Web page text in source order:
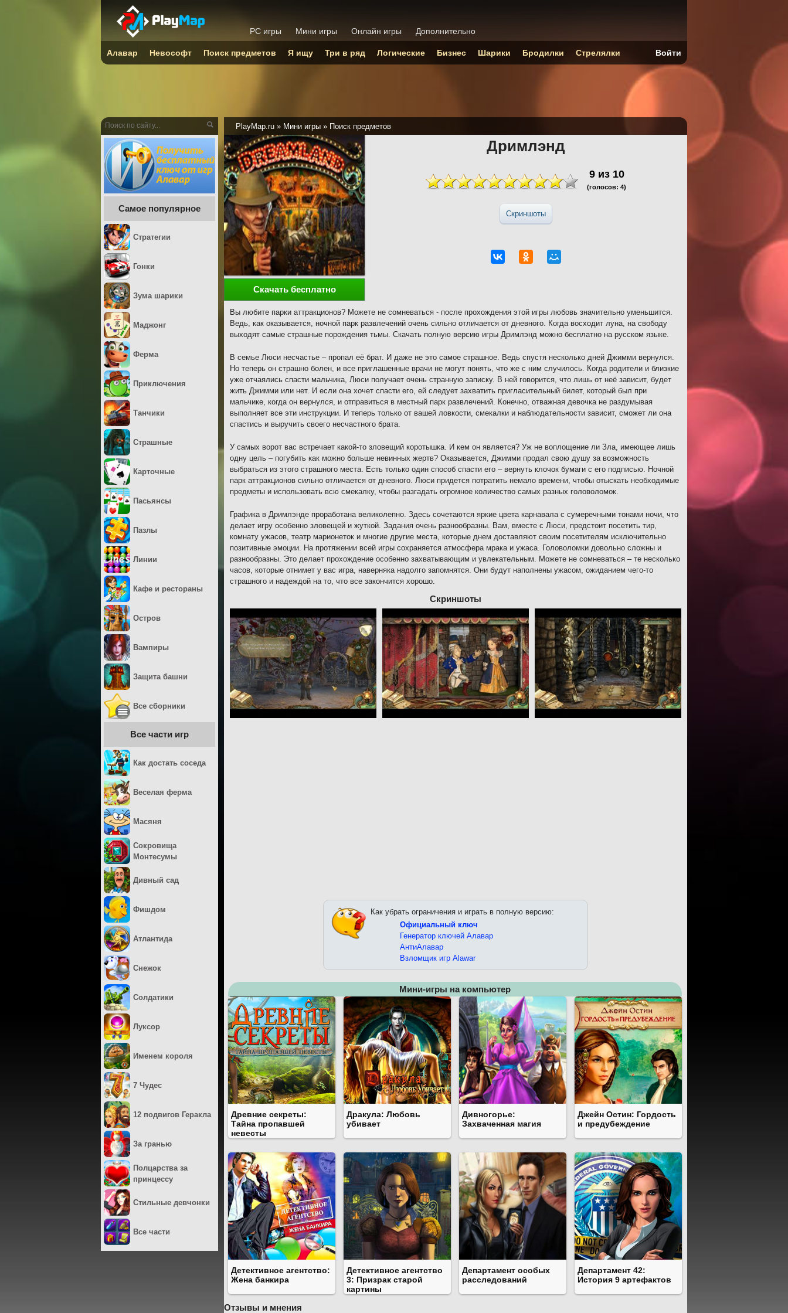
PlayMap.ru » Мини игры » Поиск предметов
Дримлэнд
9из 10
(голосов: 4)
Скриншоты
Скачать бесплатно
Вы любите парки аттракционов? Можете не сомневаться - после прохождения этой игры любовь значительно уменьшится.
Ведь, как оказывается, ночной парк развлечений очень сильно отличается от дневного. Когда восходит луна, на свободу
выходят самые страшные порождения тьмы. Скачать полную версию игры Дримлэнд можно бесплатно на русском языке.
В семье Люси несчастье – пропал её брат. И даже не это самое страшное. Ведь спустя несколько дней Джимми вернулся.
Но теперь он страшно болен, и все приглашенные врачи не могут понять, что же с ним случилось. Когда родители и близкие
уже отчаялись спасти мальчика, Люси получает очень странную записку. В ней говорится, что лишь от неё зависит, будет
жить Джимми или нет. И если она хочет спасти его, ей следует захватить пригласительный билет, который был при
мальчике, когда он вернулся, и отправиться в местный парк развлечений. Конечно, отважная девочка не раздумывая
выполняет все эти инструкции. И теперь только от вашей ловкости, смекалки и наблюдательности зависит, сможет ли она
спастись и выручить своего несчастного брата.
У самых ворот вас встречает какой-то зловещий коротышка. И кем он является? Уж не воплощение ли Зла, имеющее лишь
одну цель – погубить как можно больше невинных жертв? Оказывается, Джимми продал свою душу за возможность
выбраться из этого страшного места. Есть только один способ спасти его – вернуть клочок бумаги с его подписью. Ночной
парк аттракционов сильно отличается от дневного. Люси придется потратить немало времени, чтобы отыскать необходимые
предметы и использовать всю смекалку, чтобы разгадать огромное количество самых разных головоломок.
Графика в Дримлэнде проработана великолепно. Здесь сочетаются яркие цвета карнавала с сумеречными тонами ночи, что
делает игру особенно зловещей и жуткой. Задания очень разнообразны. Вам, вместе с Люси, предстоит посетить тир,
комнату ужасов, театр марионеток и многие другие места, которые днем доставляют своим посетителям исключительно
позитивные эмоции. На протяжении всей игры сохраняется атмосфера мрака и ужаса. Головоломки довольно сложны и
разнообразны. Это делает прохождение особенно захватывающим и увлекательным. Можете не сомневаться – те несколько
часов, которые отнимет у вас игра, наверняка надолго запомнятся. Они будут наполнены ужасом, ожиданием чего-то
страшного и надеждой на то, что все закончится хорошо.
Скриншоты
Как убрать ограничения и играть в полную версию:
Официальный ключ
Генератор ключей Алавар
АнтиАлавар
Взломщик игр Alawar
Мини-игры на компьютер
Древние секреты:
Тайна пропавшей
невесты
Дракула: Любовь
убивает
Дивногорье:
Захваченная магия
Джейн Остин: Гордость
и предубеждение
Детективное агентство:
Жена банкира
Детективное агентство
3: Призрак старой
картины
Департамент особых
расследований
Департамент 42:
История 9 артефактов
Отзывы и мнения
Самое популярное
Стратегии
Гонки
Зума шарики
Маджонг
Ферма
Приключения
Танчики
Страшные
Карточные
Пасьянсы
Пазлы
Линии
Кафе и рестораны
Остров
Вампиры
Защита башни
Все сборники
Все части игр
Как достать соседа
Веселая ферма
Масяня
Сокровища
Монтесумы
Дивный сад
Фишдом
Атлантида
Снежок
Солдатики
Луксор
Именем короля
7 Чудес
12 подвигов Геракла
За гранью
Полцарства за
принцессу
Стильные девчонки
Все части
PC игры Мини игры Онлайн игры Дополнительно
Алавар Невософт Поиск предметов Я ищу Три в ряд Логические Бизнес Шарики Бродилки Стрелялки Войти